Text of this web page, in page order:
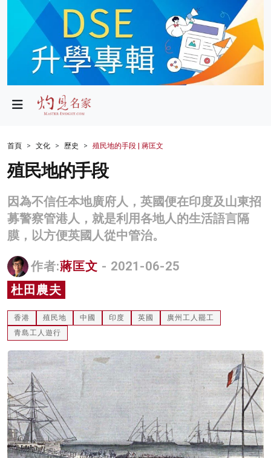
政局
財經
生活
商業
科技
影片
名家榜
灼見活動
關於我們
首頁 文化 歷史 殖民地的手段 | 蔣匡文
殖民地的手段
因為不信任本地廣府人，英國便在印度及山東招
募警察管港人，就是利用各地人的生活語言隔
膜，以方便英國人從中管治。
作者:蔣匡文 - 2021-06-25
杜田農夫
香港 殖民地 中國 印度 英國
廣州工人罷工
青島工人遊行